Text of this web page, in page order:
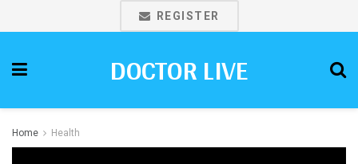
REGISTER
DOCTOR LIVE
Home Health